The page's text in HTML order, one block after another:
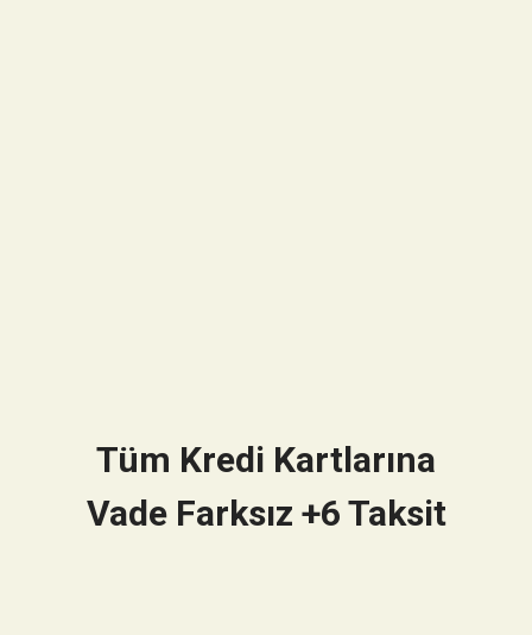
Tüm Kredi Kartlarına
Vade Farksız +6 Taksit